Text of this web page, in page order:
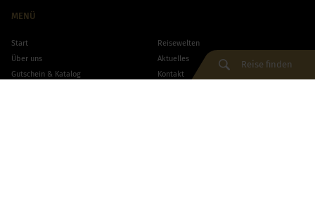
MENÜ
Start
Reisewelten
Über uns
Aktuelles
Gutschein & Katalog
Kontakt
Reise finden